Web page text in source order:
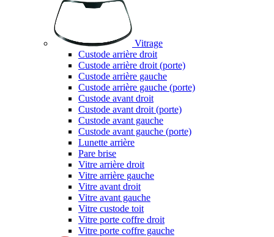
Vitrage
Custode arrière droit
Custode arrière droit (porte)
Custode arrière gauche
Custode arrière gauche (porte)
Custode avant droit
Custode avant droit (porte)
Custode avant gauche
Custode avant gauche (porte)
Lunette arrière
Pare brise
Vitre arrière droit
Vitre arrière gauche
Vitre avant droit
Vitre avant gauche
Vitre custode toit
Vitre porte coffre droit
Vitre porte coffre gauche